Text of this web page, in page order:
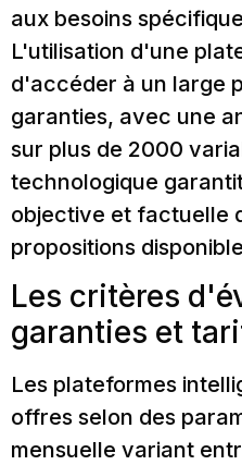
aux besoins
L'utilisation d'une
d'accéder à un large
garanties, avec une
sur plus de 2000
technologique
objective et factuelle
propositions
Les critères
garanties et
Les plateformes
offres selon des
mensuelle variant